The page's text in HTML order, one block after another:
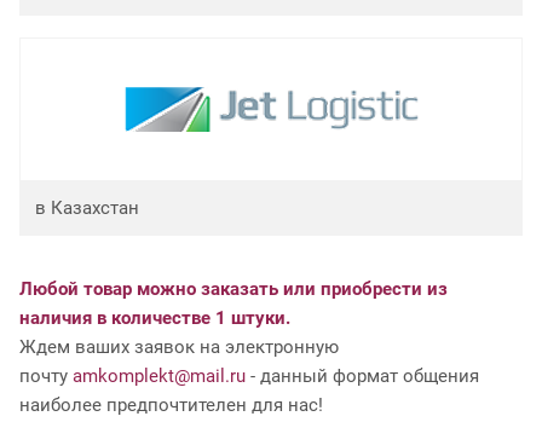
в Казахстан
Любой товар можно заказать или приобрести из
наличия в количестве 1 штуки.
Ждем ваших заявок на электронную
почту amkomplekt@mail.ru - данный формат общения
наиболее предпочтителен для нас!